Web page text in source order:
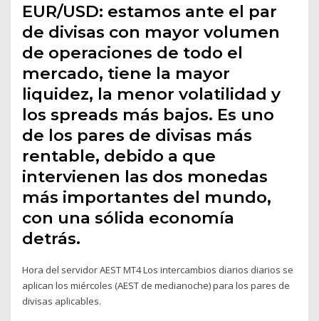
EUR/USD: estamos ante el par
de divisas con mayor volumen
de operaciones de todo el
mercado, tiene la mayor
liquidez, la menor volatilidad y
los spreads más bajos. Es uno
de los pares de divisas más
rentable, debido a que
intervienen las dos monedas
más importantes del mundo,
con una sólida economía
detrás.
Hora del servidor AEST MT4 Los intercambios diarios diarios se
aplican los miércoles (AEST de medianoche) para los pares de
divisas aplicables.